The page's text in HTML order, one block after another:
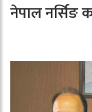
नेपाल नर्सिङ